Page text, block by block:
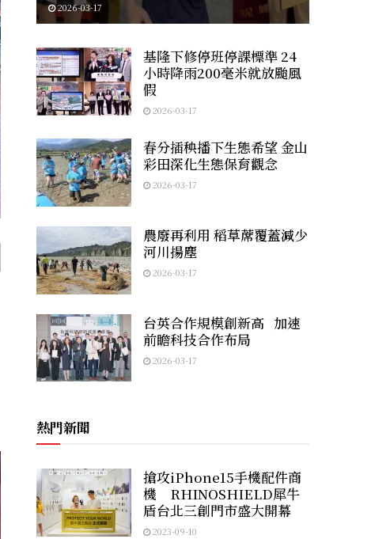
2026-03-17
基隆下修停班停課標準 24
小時降雨200毫米就放颱風
假
2026-03-17
春分插秧播下生態希望 金山
彩田深化生態保育觀念
2026-03-17
農廢再利用 稻草蓆覆蓋減少
河川揚塵
2026-03-17
台英合作規模創新高 加速
前瞻科技合作布局
2026-03-17
熱門新聞
搶攻iPhone15手機配件商
機 RHINOSHIELD犀牛
盾台北三創門市盛大開幕
2023-09-10